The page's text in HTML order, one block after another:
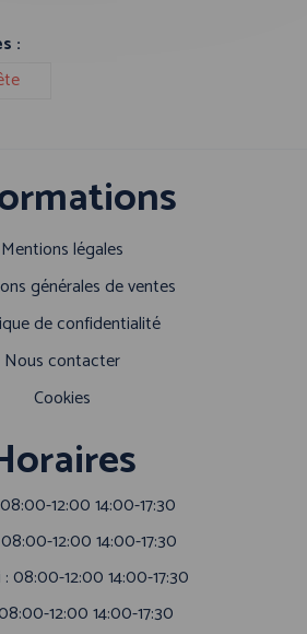
:
Mentions légales
générales de ventes
de confidentialité
Nous contacter
Cookies
12:00 14:00-17:30
12:00 14:00-17:30
08:00-12:00 14:00-17:30
12:00 14:00-17:30